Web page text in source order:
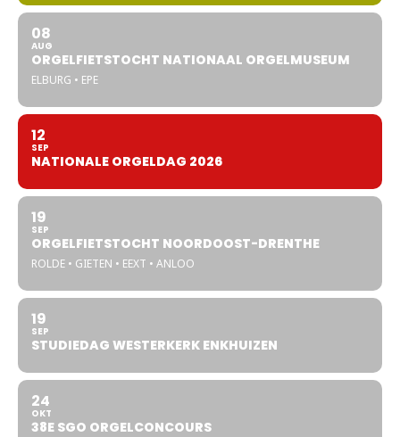
08
AUG
ORGELFIETSTOCHT NATIONAAL ORGELMUSEUM
ELBURG • EPE
12
SEP
NATIONALE ORGELDAG 2026
19
SEP
ORGELFIETSTOCHT NOORDOOST-DRENTHE
ROLDE • GIETEN • EEXT • ANLOO
19
SEP
STUDIEDAG WESTERKERK ENKHUIZEN
24
OKT
38E SGO ORGELCONCOURS